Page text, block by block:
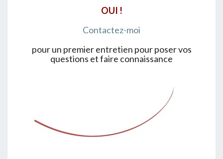
OUI !
Contactez-moi
pour un premier entretien pour poser vos
questions et faire connaissance